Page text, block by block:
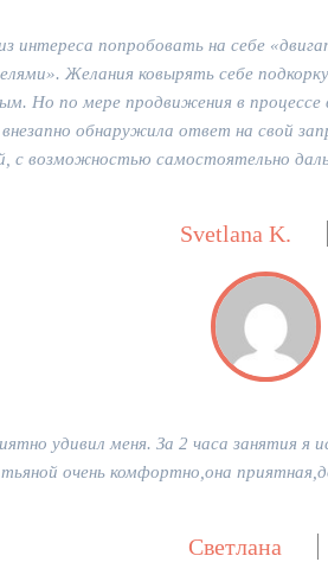
интереса попробовать на себе
Желания ковырять себе
Но по мере продвижения в
обнаружила ответ на свой
с возможностью самостоятельно
Svetlana K.
удивил меня. За 2 часа занятия
очень комфортно,она
Светлана